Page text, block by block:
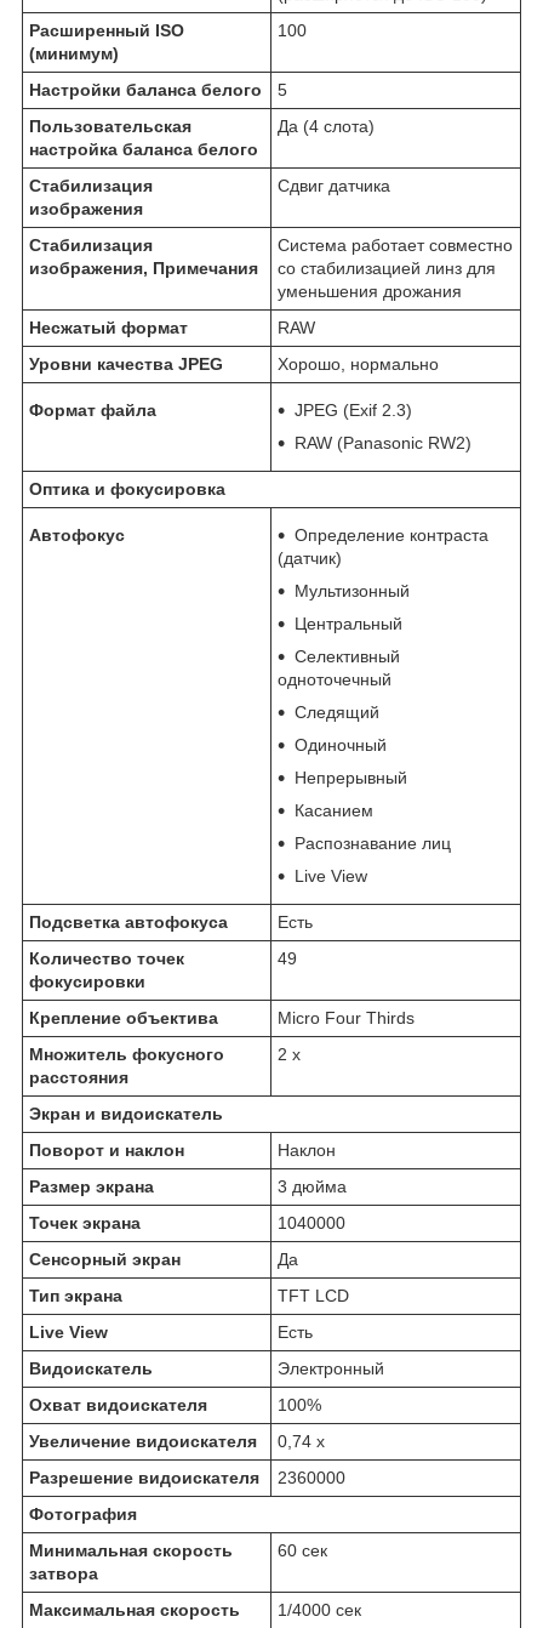
Расширенный ISO
(минимум)
100
Настройки баланса белого
5
Пользовательская
настройка баланса белого
Да (4 слота)
Стабилизация
изображения
Сдвиг датчика
Стабилизация
изображения, Примечания
Система работает совместно
со стабилизацией линз для
уменьшения дрожания
Несжатый формат
RAW
Уровни качества JPEG
Хорошо, нормально
Формат файла
JPEG (Exif 2.3)
RAW (Panasonic RW2)
Оптика и фокусировка
Автофокус
Определение контраста
(датчик)
Мультизонный
Центральный
Селективный
одноточечный
Следящий
Одиночный
Непрерывный
Касанием
Распознавание лиц
Live View
Подсветка автофокуса
Есть
Количество точек
фокусировки
49
Крепление объектива
Micro Four Thirds
Множитель фокусного
расстояния
2 х
Экран и видоискатель
Поворот и наклон
Наклон
Размер экрана
3 дюйма
Точек экрана
1040000
Сенсорный экран
Да
Тип экрана
TFT LCD
Live View
Есть
Видоискатель
Электронный
Охват видоискателя
100%
Увеличение видоискателя
0,74 х
Разрешение видоискателя
2360000
Фотография
Минимальная скорость
затвора
60 сек
Максимальная скорость
1/4000 сек